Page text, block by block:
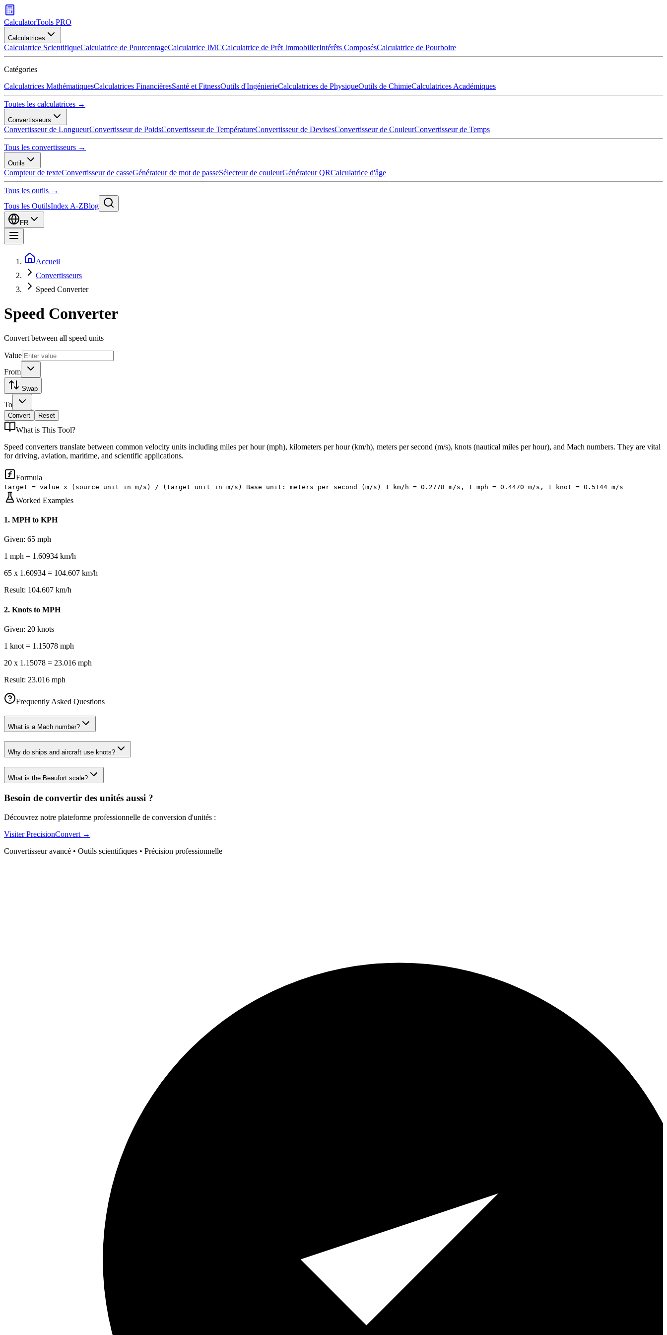
CalculatorTools PRO
Calculatrices
Calculatrice ScientifiqueCalculatrice de PourcentageCalculatrice IMCCalculatrice de Prêt ImmobilierIntérêts ComposésCalculatrice de Pourboire
Catégories
Calculatrices MathématiquesCalculatrices FinancièresSanté et FitnessOutils d'IngénierieCalculatrices de PhysiqueOutils de ChimieCalculatrices Académiques
Toutes les calculatrices →
Convertisseurs
Convertisseur de LongueurConvertisseur de PoidsConvertisseur de TempératureConvertisseur de DevisesConvertisseur de CouleurConvertisseur de Temps
Tous les convertisseurs →
Outils
Compteur de texteConvertisseur de casseGénérateur de mot de passeSélecteur de couleurGénérateur QRCalculatrice d'âge
Tous les outils →
Tous les OutilsIndex A-ZBlog
FR
Accueil
Convertisseurs
Speed Converter
Speed Converter
Convert between all speed units
Value
From
Swap
To
Convert Reset
What is This Tool?
Speed converters translate between common velocity units including miles per hour (mph), kilometers per hour (km/h), meters per second (m/s), knots (nautical miles per hour), and Mach numbers. They are vital
for driving, aviation, maritime, and scientific applications.
Formula
target = value x (source unit in m/s) / (target unit in m/s) Base unit: meters per second (m/s) 1 km/h = 0.2778 m/s, 1 mph = 0.4470 m/s, 1 knot = 0.5144 m/s
Worked Examples
1. MPH to KPH
Given: 65 mph
1 mph = 1.60934 km/h
65 x 1.60934 = 104.607 km/h
Result: 104.607 km/h
2. Knots to MPH
Given: 20 knots
1 knot = 1.15078 mph
20 x 1.15078 = 23.016 mph
Result: 23.016 mph
Frequently Asked Questions
What is a Mach number?
Why do ships and aircraft use knots?
What is the Beaufort scale?
Besoin de convertir des unités aussi ?
Découvrez notre plateforme professionnelle de conversion d'unités :
Visiter PrecisionConvert →
Convertisseur avancé • Outils scientifiques • Précision professionnelle